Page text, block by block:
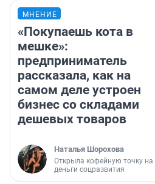
МНЕНИЕ
«Покупаешь кота в
мешке»:
предприниматель
рассказала, как на
самом деле устроен
бизнес со складами
дешевых товаров
Наталья Шорохова
Открыла кофейную точку на
деньги соцразвития